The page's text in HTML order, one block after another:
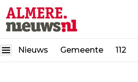
Nieuws Gemeente 112